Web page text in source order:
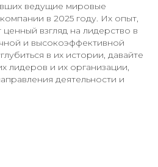
ведущие мировые
в 2025 году. Их опыт,
ценный взгляд на лидерство в
и высокоэффективной
в их истории, давайте
лидеров и их организации,
деятельности и